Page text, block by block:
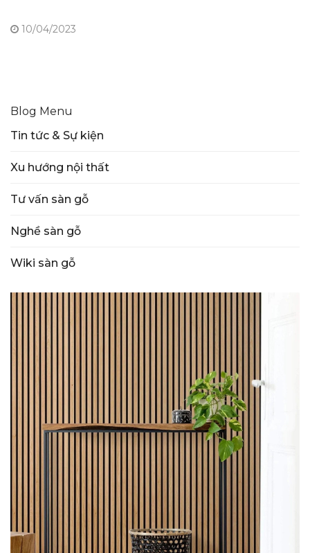
10/04/2023
Blog Menu
Tin tức & Sự kiện
Xu hướng nội thất
Tư vấn sàn gỗ
Nghề sàn gỗ
Wiki sàn gỗ